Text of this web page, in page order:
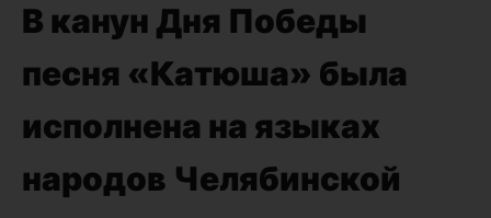
В канун Дня Победы
песня «Катюша» была
исполнена на языках
народов Челябинской